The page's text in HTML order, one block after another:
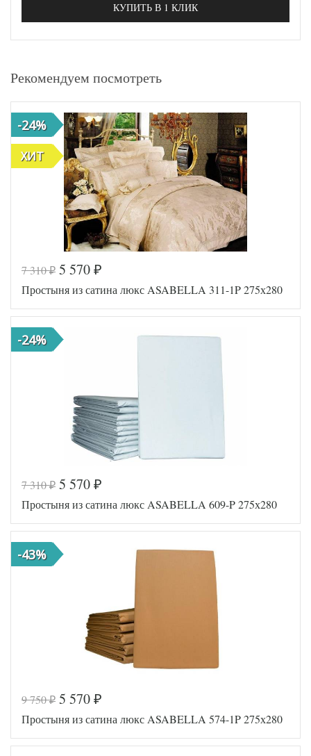
КУПИТЬ В 1 КЛИК
Рекомендуем посмотреть
-24%
ХИТ
Код товара
517-005
Артикул
311-1P/
Ткань
Сатин
Размер
простыни
7 310₽ 5 570 ₽
Простыня из сатина люкс ASABELLA 311-1P 275х280
-24%
Код товара
541-156
Артикул
609-1P/
Ткань
Сатин
7 310₽ 5 570 ₽
Простыня из сатина люкс ASABELLA 609-P 275х280
-43%
9 750₽ 5 570 ₽
Простыня из сатина люкс ASABELLA 574-1P 275х280